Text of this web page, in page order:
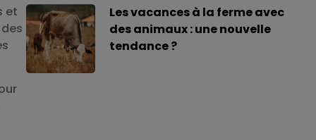
et
Les vacances à la ferme avec
des animaux : une nouvelle
tendance ?